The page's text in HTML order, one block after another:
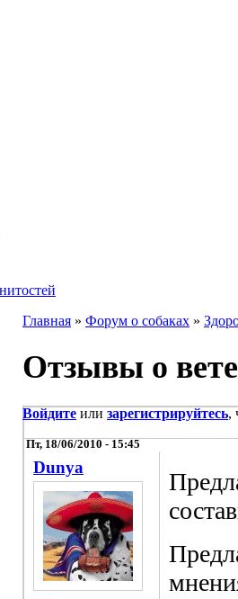
Главная » Форум о собаках »
Отзывы о
Войдите или зарегистрируйтесь,
Пт, 18/06/2010 - 15:45
Dunya